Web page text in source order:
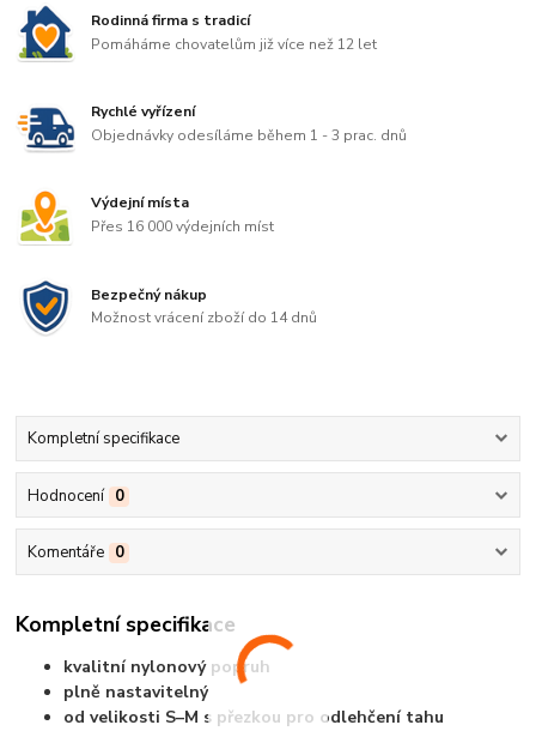
Rodinná firma s tradicí
Pomáháme chovatelům již více než 12 let
Rychlé vyřízení
Objednávky odesíláme během 1 - 3 prac. dnů
Výdejní místa
Přes 16 000 výdejních míst
Bezpečný nákup
Možnost vrácení zboží do 14 dnů
Kompletní specifikace
Hodnocení 0
Komentáře 0
Kompletní specifikace
kvalitní nylonový popruh
plně nastavitelný
od velikosti S–M s přezkou pro odlehčení tahu